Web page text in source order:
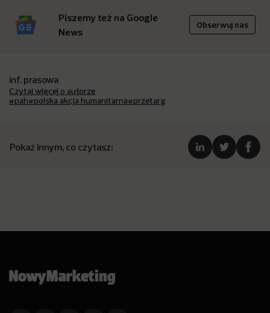
Piszemy też na Google
News
Obserwuj nas
inf. prasowa
Czytaj więcej o autorze
#pah#polska akcja humanitarna#przetarg
Pokaż innym, co czytasz: